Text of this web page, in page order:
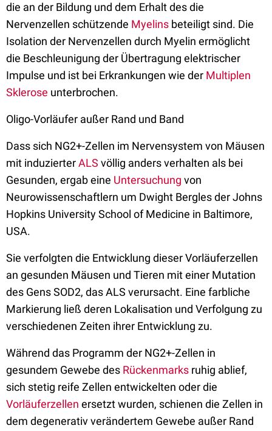
die an der Bildung und dem Erhalt des die
Nervenzellen schützende Myelins beteiligt sind. Die
Isolation der Nervenzellen durch Myelin ermöglicht
die Beschleunigung der Übertragung elektrischer
Impulse und ist bei Erkrankungen wie der Multiplen
Sklerose unterbrochen.
Oligo-Vorläufer außer Rand und Band
Dass sich NG2+-Zellen im Nervensystem von Mäusen
mit induzierterALS völlig anders verhalten als bei
Gesunden, ergab eine Untersuchung von
Neurowissenschaftlern um Dwight Bergles der Johns
Hopkins University School of Medicine in Baltimore,
USA.
Sie verfolgten die Entwicklung dieser Vorläuferzellen
an gesunden Mäusen und Tieren mit einer Mutation
des Gens SOD2, das ALS verursacht. Eine farbliche
Markierung ließ deren Lokalisation und Verfolgung zu
verschiedenen Zeiten ihrer Entwicklung zu.
Während das Programm der NG2+-Zellen in
gesundem Gewebe des Rückenmarks ruhig ablief,
sich stetig reife Zellen entwickelten oder die
Vorläuferzellen ersetzt wurden, schienen die Zellen in
dem degenerativ verändertem Gewebe außer Rand